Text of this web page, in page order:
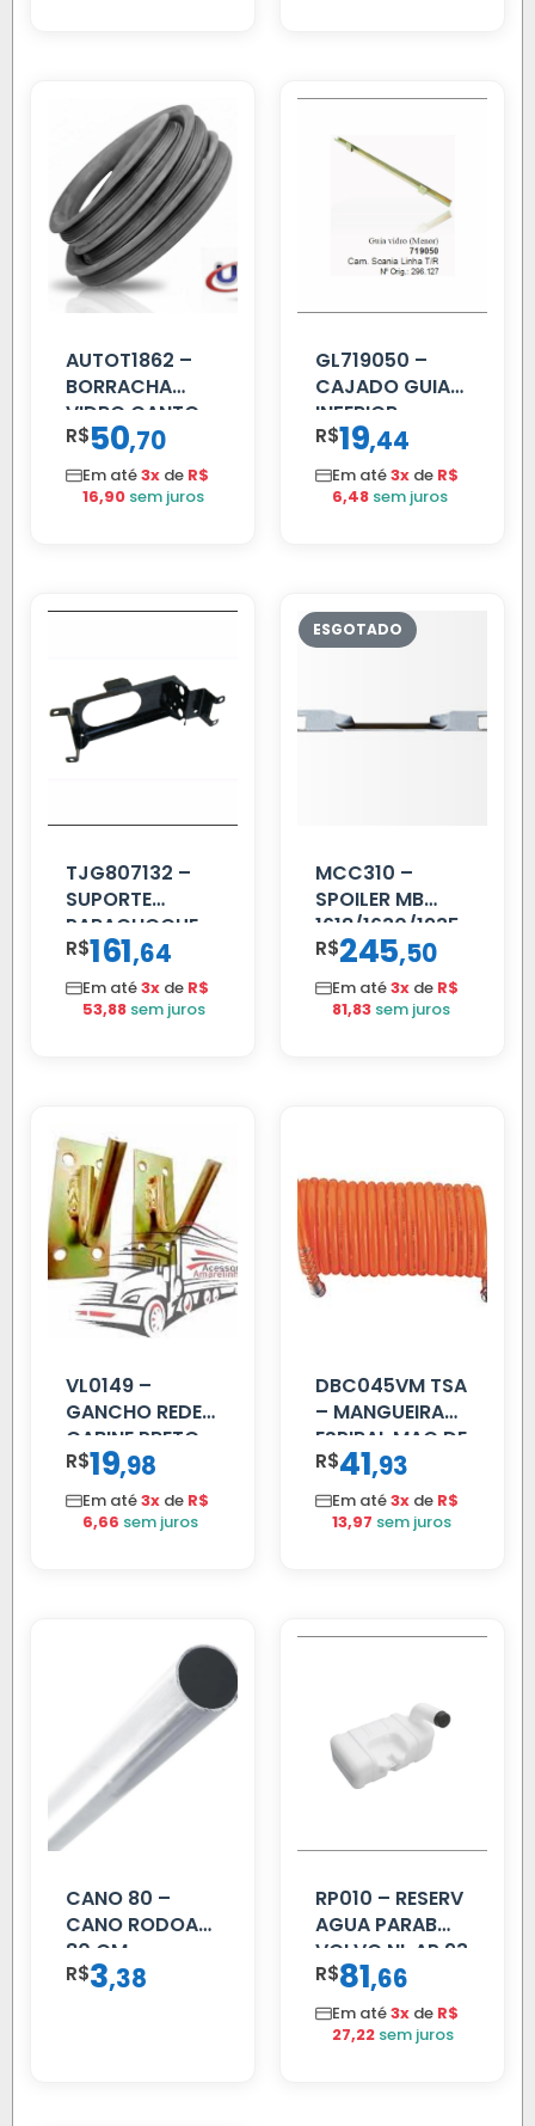
AUTOT1862 –
BORRACHA
VIDRO CANTO
VOLVO NL
80/88…
R$50,70
Em até3x de R$
16,90 sem juros
GL719050 –
CAJADO GUIA
INFERIOR
SCANIA T/R
112/113 MENOR
R$19,44
Em até3x de R$
6,48 sem juros
TJG807132 –
SUPORTE
PARACHOQUE
VW 12.170 LD
R$161,64
Em até3x de R$
53,88 sem juros
MCC310 –
SPOILER MB
1618/1630/1935
02 FAR
R$245,50
Em até3x de R$
81,83 sem juros
VL0149 –
GANCHO REDE
CABINE PRETO
R$19,98
Em até3x de R$
6,66 sem juros
DBC045VM TSA
– MANGUEIRA
ESPIRAL MAO DE
AMIGO UNIV 16
MM 4.5MTS
VERMELHA
R$41,93
Em até3x de R$
13,97 sem juros
CANO 80 –
CANO RODOAR
80 CM
R$3,38
RP010 – RESERV
AGUA PARAB
VOLVO NL AP 93
R$81,66
Em até3x de R$
27,22 sem juros